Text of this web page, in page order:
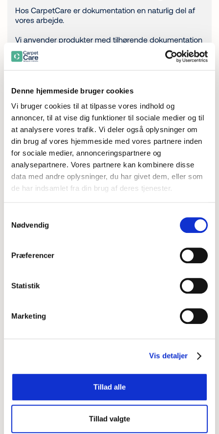
Denne hjemmeside bruger cookies
Vi bruger cookies til at tilpasse vores indhold og
annoncer, til at vise dig funktioner til sociale medier og til
at analysere vores trafik. Vi deler også oplysninger om
din brug af vores hjemmeside med vores partnere inden
for sociale medier, annonceringspartnere og
analysepartnere. Vores partnere kan kombinere disse
data med andre oplysninger, du har givet dem, eller som
de har indsamlet fra din brug af deres tjenester.
Nødvendig
Præferencer
Statistik
Marketing
Vis detaljer
Tillad alle
Tillad valgte
Hos CarpetCare er dokumentation en naturlig del af
vores arbejde.
Vi anvender produkter med tilhørende dokumentation
og certificeringer og stiller gerne den relevante
dokumentation til rådighed, hvis I ønsker indsigt i de
løsninger, vi arbejder med.
Det omfatter blandt andet:
- Indoor Air Quality-certificering (IAQ)
- Sikkerhedsdatablade
- Claritex-dokumentation
- CO₂-beregninger til brug i virksomhedens ESG-
arbejde
Vores rensevæske er blandt andet Indoor Air Quality-
certificeret og dokumenteret fri for en række
uønskede stoffer, herunder stoffer på Arbejdstilsynets
og Arbejdsmiljøinstituttets relevante lister over blandt
CarpetCare-metoden
fleste er ønsket om længere levetid på tæpper og
møbler, et godt indeklima og mindst mulig påvirkning
på de behov og udfordringer, virksomheder møder i
hverdagen.
med korte tørretider og bidrager til længere levetid på